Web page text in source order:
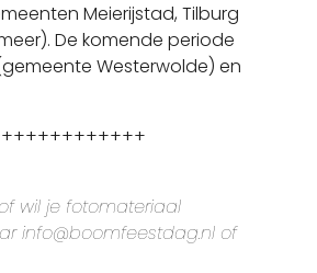
Meierijstad, Tilburg
De komende periode
Westerwolde) en
wil je fotomateriaal
info@boomfeestdag.nl of